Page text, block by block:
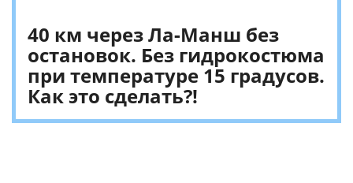
40 км через Ла-Манш без
остановок. Без гидрокостюма
при температуре 15 градусов.
Как это сделать?!